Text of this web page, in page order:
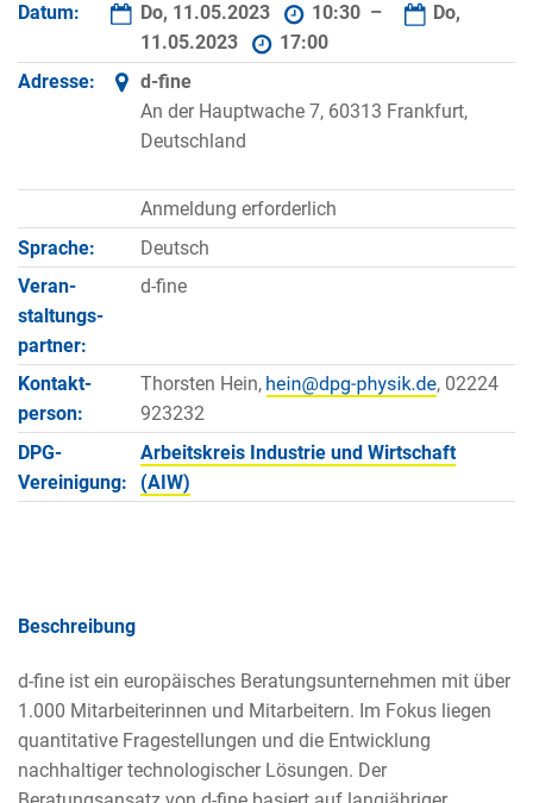
Datum: Do, 11.05.2023 10:30 –
Do,
11.05.2023
17:00
Adresse:
d-fine
An der Hauptwache 7, 60313 Frankfurt,
Deutschland
Anmeldung erforderlich
Sprache:
Deutsch
Veran­
staltungs­
partner:
d-fine
Kontakt­
person:
Thorsten Hein,
, 02224
923232
DPG-
Vereinigung:
Arbeitskreis Industrie und Wirtschaft
(AIW)
Beschreibung
d-fine ist ein europäisches Beratungsunternehmen mit über
1.000 Mitarbeiterinnen und Mitarbeitern. Im Fokus liegen
quantitative Fragestellungen und die Entwicklung
nachhaltiger technologischer Lösungen. Der